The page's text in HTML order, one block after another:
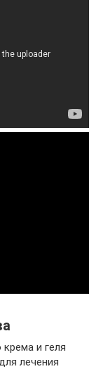
и геля
лечения